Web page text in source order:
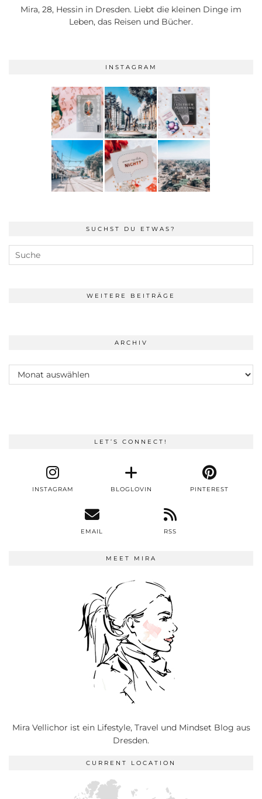
Mira, 28, Hessin in Dresden. Liebt die kleinen Dinge im
Leben, das Reisen und Bücher.
INSTAGRAM
SUCHST DU ETWAS?
WEITERE BEITRÄGE
ARCHIV
Archiv
LET’S CONNECT!
INSTAGRAM BLOGLOVIN PINTEREST
EMAIL RSS
MEET MIRA
Mira Vellichor ist ein Lifestyle, Travel und Mindset Blog aus
Dresden.
CURRENT LOCATION